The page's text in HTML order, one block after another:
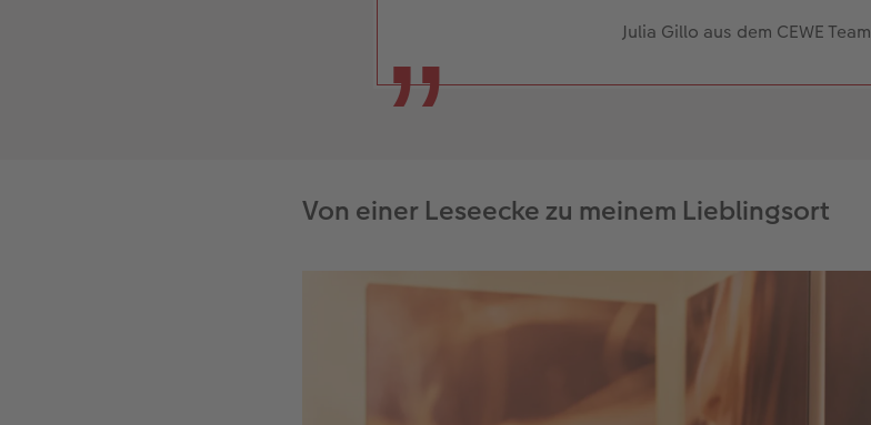
Julia Gillo aus dem CEWE Team
Von einer Leseecke zu meinem Lieblingsort